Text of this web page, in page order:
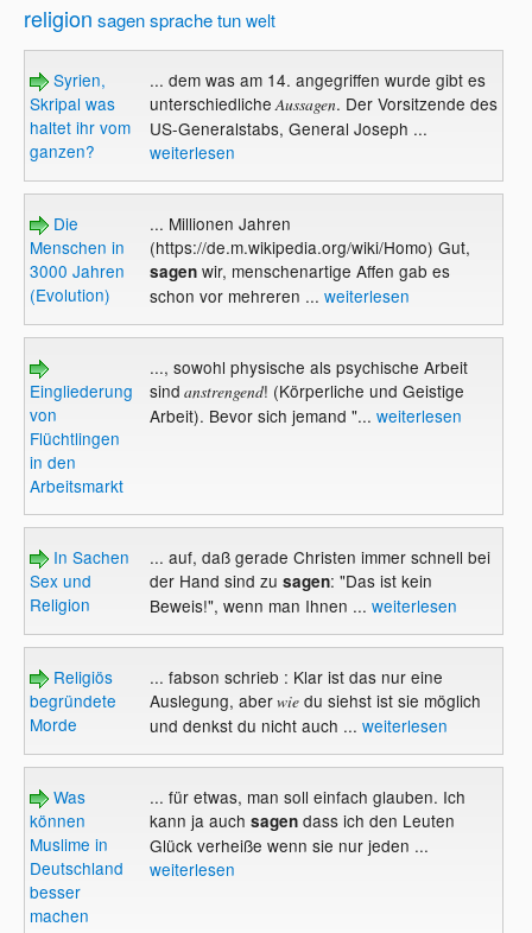
religion sagensprachetun welt
Syrien,
Skripal was
haltet ihr vom
ganzen?
... dem was am 14. angegriffen wurde gibt es
unterschiedlicheAussagen. Der Vorsitzende des
US-Generalstabs, General Joseph ...
weiterlesen
Die
Menschen in
3000 Jahren
(Evolution)
... Millionen Jahren
(https://de.m.wikipedia.org/wiki/Homo) Gut,
sagenwir, menschenartige Affen gab es
schon vor mehreren ... weiterlesen
Eingliederung
von
Flüchtlingen
in den
Arbeitsmarkt
..., sowohl physische als psychische Arbeit
sind anstrengend! (Körperliche und Geistige
Arbeit). Bevor sich jemand "... weiterlesen
In Sachen
Sex und
Religion
... auf, daß gerade Christen immer schnell bei
der Hand sind zu sagen: "Das ist kein
Beweis!", wenn man Ihnen ... weiterlesen
Religiös
begründete
Morde
... fabson schrieb : Klar ist das nur eine
Auslegung, aberwiedu siehst ist sie möglich
und denkst du nicht auch ... weiterlesen
Was
können
Muslime in
Deutschland
besser
machen
... für etwas, man soll einfach glauben. Ich
kann ja auch sagendass ich den Leuten
Glück verheiße wenn sie nur jeden ...
weiterlesen